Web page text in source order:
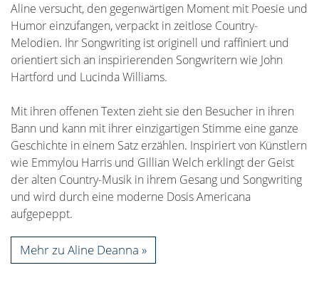
Aline versucht, den gegenwärtigen Moment mit Poesie und
Humor einzufangen, verpackt in zeitlose Country-
Melodien. Ihr Songwriting ist originell und raffiniert und
orientiert sich an inspirierenden Songwritern wie John
Hartford und Lucinda Williams.
Mit ihren offenen Texten zieht sie den Besucher in ihren
Bann und kann mit ihrer einzigartigen Stimme eine ganze
Geschichte in einem Satz erzählen. Inspiriert von Künstlern
wie Emmylou Harris und Gillian Welch erklingt der Geist
der alten Country-Musik in ihrem Gesang und Songwriting
und wird durch eine moderne Dosis Americana
aufgepeppt.
Mehr zu Aline Deanna